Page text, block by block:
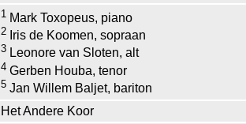
1 Mark Toxopeus, piano
2 Iris de Koomen, sopraan
3 Leonore van Sloten, alt
4 Gerben Houba, tenor
5 Jan Willem Baljet, bariton
Het Andere Koor